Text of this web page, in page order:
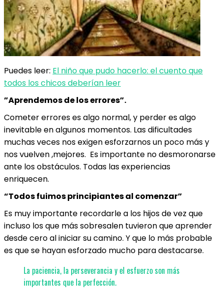
Puedes leer: El niño que pudo hacerlo: el cuento que
todos los chicos deberían leer
”Aprendemos de los errores”.
Cometer errores es algo normal, y perder es algo
inevitable en algunos momentos. Las dificultades
muchas veces nos exigen esforzarnos un poco más y
nos vuelven ,mejores. Es importante no desmoronarse
ante los obstáculos. Todas las experiencias
enriquecen.
“Todos fuimos principiantes al comenzar”
Es muy importante recordarle a los hijos de vez que
incluso los que más sobresalen tuvieron que aprender
desde cero al iniciar su camino. Y que lo más probable
es que se hayan esforzado mucho para destacarse.
La paciencia, la perseverancia y el esfuerzo son más
importantes que la perfección.